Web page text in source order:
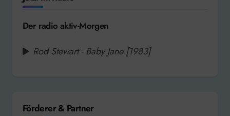
Der radio aktiv-Morgen
Rod Stewart - Baby Jane [1983]
Förderer & Partner